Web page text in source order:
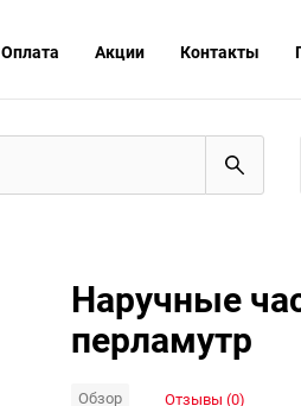
Оплата Акции Контакты
Наручные
перламутр
Обзор Отзывы (0)